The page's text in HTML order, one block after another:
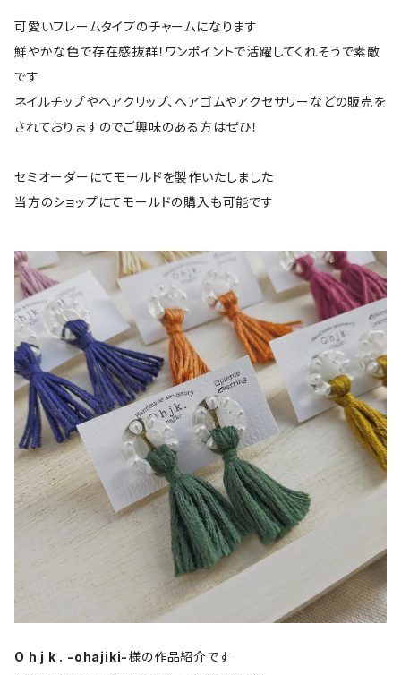
可愛いフレームタイプのチャームになります
鮮やかな色で存在感抜群！ワンポイントで活躍してくれそうで素敵
です
ネイルチップやヘアクリップ、ヘアゴムやアクセサリーなどの販売を
されておりますのでご興味のある方はぜひ！
セミオーダーにてモールドを製作いたしました
当方のショップにてモールドの購入も可能です
O h j k . -ohajiki-様の作品紹介です